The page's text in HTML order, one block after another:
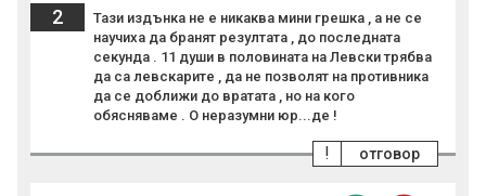
2
Тази издънка не е никаква мини грешка , а не се
научиха да бранят резултата , до последната
секунда . 11 души в половината на Левски трябва
да са левскарите , да не позволят на противника
да се доближи до вратата , но на кого
обясняваме . О неразумни юр...де !
отговор
!